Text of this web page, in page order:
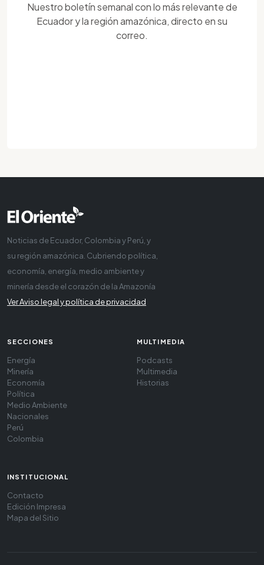
Nuestro boletín semanal con lo más relevante de
Ecuador y la región amazónica, directo en su
correo.
Noticias de Ecuador, Colombia y Perú, y
su región amazónica. Cubriendo política,
economía, energía, medio ambiente y
minería desde el corazón de la Amazonía
Ver Aviso legal y política de privacidad
SECCIONES
Energía
Minería
Economía
Política
Medio Ambiente
Nacionales
Perú
Colombia
MULTIMEDIA
Podcasts
Multimedia
Historias
INSTITUCIONAL
Contacto
Edición Impresa
Mapa del Sitio